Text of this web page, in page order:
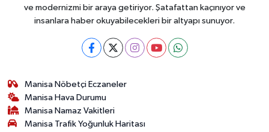
ve modernizmi bir araya getiriyor. Şatafattan kaçınıyor ve
insanlara haber okuyabilecekleri bir altyapı sunuyor.
Manisa Nöbetçi Eczaneler
Manisa Hava Durumu
Manisa Namaz Vakitleri
Manisa Trafik Yoğunluk Haritası